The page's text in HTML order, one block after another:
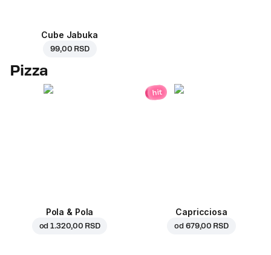
Cube Jabuka
99,00 RSD
Pizza
Pola & Pola
od1.320,00 RSD
hit
Capricciosa
od 679,00 RSD